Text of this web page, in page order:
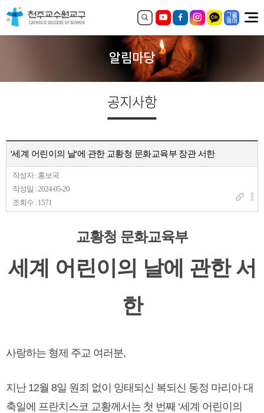
알림마당
공지사항
'세계 어린이의 날'에 관한 교황청 문화교육부 장관 서한
작성자 : 홍보국
작성일 : 2024-05-20
조회수 : 1571
교황청 문화교육부
세계 어린이의 날에 관한 서
한
사랑하는 형제 주교 여러분,
지난 12월 8일 원죄 없이 잉태되신 복되신 동정 마리아 대
축일에 프란치스코 교황께서는 첫 번째 ‘세계 어린이의